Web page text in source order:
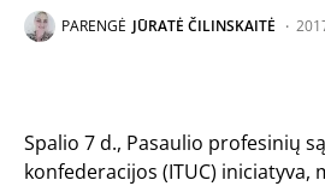
PARENGĖ JŪRATĖ ČILINSKAITĖ
Spalio 7 d., Pasaulio profesinių
konfederacijos (ITUC) iniciatyva,